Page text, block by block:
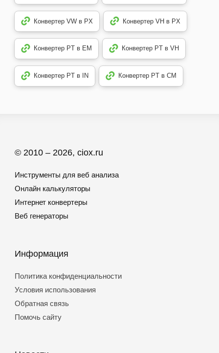
Конвертер VW в PX Конвертер VH в PX
Конвертер PT в EM Конвертер PT в VH
Конвертер PT в IN Конвертер PT в CM
© 2010 – 2026, ciox.ru
Инструменты для веб анализа
Онлайн калькуляторы
Интернет конвертеры
Веб генераторы
Информация
Политика конфиденциальности
Условия использования
Обратная связь
Помочь сайту